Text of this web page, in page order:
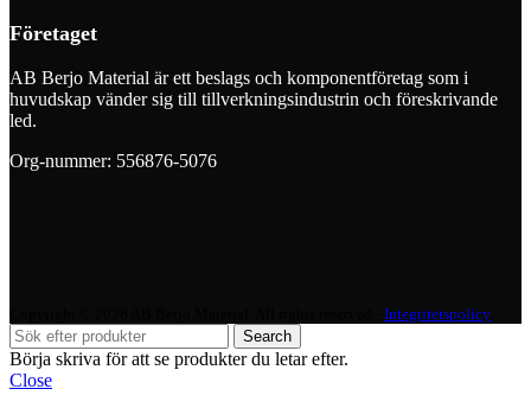
Företaget
AB Berjo Material är ett beslags och komponentföretag som i
huvudskap vänder sig till tillverkningsindustrin och föreskrivande
led.
Org-nummer: 556876-5076
Integritetspolicy
Search
Börja skriva för att se produkter du letar efter.
Close